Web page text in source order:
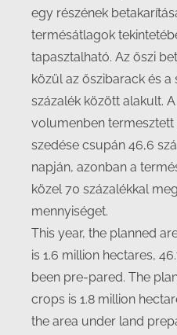
egy részének
termésátlagok
tapasztalható. Az őszi
közül az őszibarack és a
százalék között alakult.
volumenben
szedése csupán 46,6
napján, azonban a
közel 70 százalékkal
mennyiséget.
This year, the planned
is 1.6 million hectares,
been pre-pared. The
crops is 1.8 million
the area under land